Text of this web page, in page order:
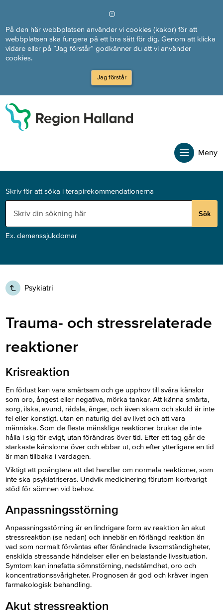
På den här webbplatsen använder vi cookies (kakor) för att
webbplatsen ska fungera på ett bra sätt för dig. Genom att klicka
vidare eller på ”Jag förstår” godkänner du att vi använder
cookies.
Jag förstår
Meny
Skriv för att söka i terapirekommendationerna
Sök
Ex. demenssjukdomar
Psykiatri
Trauma- och stressrelaterade
reaktioner
Krisreaktion
En förlust kan vara smärtsam och ge upphov till svåra känslor
som oro, ångest eller negativa, mörka tankar. Att känna smärta,
sorg, ilska, avund, rädsla, ånger, och även skam och skuld är inte
fel eller konstigt, utan en natur­lig del av livet och att vara
människa. Som de flesta mänskliga reaktioner brukar de inte
hålla i sig för evigt, utan förändras över tid. Efter ett tag går de
starkaste känslorna över och ebbar ut, och efter ytterligare en tid
är man tillbaka i vardagen.
Viktigt att poängtera att det handlar om normala reaktioner, som
inte ska psykiatriseras. Undvik medicinering förutom kortvarigt
stöd för sömnen vid behov.
Anpassningsstörning
Anpassningsstörning är en lindrigare form av reaktion än akut
stressreaktion (se nedan) och innebär en förlängd reaktion än
vad som normalt förväntas efter förändrade livsomständigheter,
enskilda stressande händelser eller en belastande livssituation.
Symtom kan innefatta sömnstörning, nedstämdhet, oro och
koncentrationssvårigheter. Prognosen är god och kräver ingen
farmakologisk behandling.
Akut stressreaktion